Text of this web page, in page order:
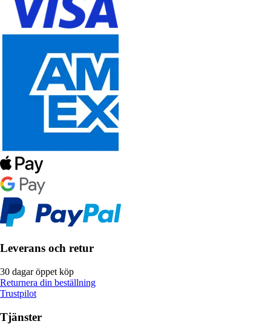
Leverans och retur
30 dagar öppet köp
Returnera din beställning
Trustpilot
Tjänster